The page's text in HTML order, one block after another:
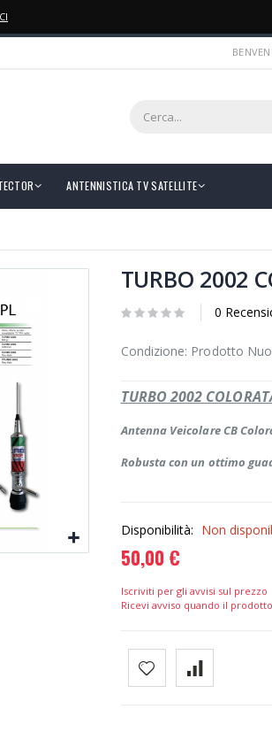
ANTENNISTICA TV SATELLITE
TURBO 2002
0
Condizione: Prodotto
TURBO 2002
Antenna Veicolare CB
Robusta con un ottimo
Disponibilità: Non
50,00 €
Iscriviti per gli avvisi sul prezzo
Ricevi avviso quando il